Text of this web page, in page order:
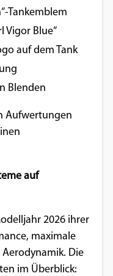
Tankemblem
Vigor Blue“
auf dem Tank
Blenden
Aufwertungen
auf
2026 ihrer
maximale
Die
im Überblick: